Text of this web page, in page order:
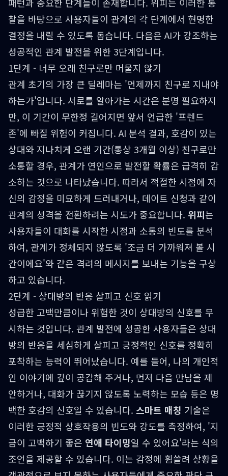
찰을 바탕으로 사용자들이 관계의 각 단계에서 현명한
결정을 내릴 수 있도록 돕습니다. 다음은 AI가 강조하는
성공적인 관계 발전을 위한 3단계입니다.
1단계 - 너무 오래 친구로만 머물지 않기
관계 초기의 가장 큰 딜레마는 '언제까지 친구로 지내야
하는가'입니다. 서로를 알아가는 시간은 분명 필요하지
만, 이 기간이 무한정 길어지면 앞서 언급한 '프렌드
존'에 빠질 위험이 커집니다. AI 분석 결과, 호감이 있는
상대와 지나치게 오랜 기간(통상 3개월 이상) 친구로만
소통할 경우, 관계가 연인으로 발전할 확률은 급격히 감
소하는 것으로 나타났습니다. 따라서 적절한 시점에 자
신의 감정을 미묘하게 드러내거나, 데이트 신청과 같이
관계의 성격을 전환하려는 시도가 중요합니다. 위피는
사용자들이 대화를 시작한 시점과 소통의 빈도를 분석
하여, 관계가 정체되지 않도록 '조금 더 가까워져 볼 시
간이에요'와 같은 격려의 메시지를 보내는 기능을 구상
하고 있습니다.
2단계 - 상대방의 반응 살피고 신호 읽기
성급한 고백만큼이나 위험한 것이 상대방의 신호를 무
시하는 것입니다. 관계 발전에 성공한 사용자들은 상대
방의 반응을 세심하게 살피고 긍정적인 신호를 정확히
포착하는 능력이 뛰어났습니다. 예를 들어, 나의 개인적
인 이야기에 깊이 공감해 주거나, 먼저 다음 만남을 제
안하거나, 대화가 끊기지 않도록 노력하는 모습 등은 명
백한 호감의 신호일 수 있습니다. 스마트 매칭 기술은
이러한 긍정적 상호작용의 빈도와 강도를 측정하여, '지
금이 고백하기 좋은 연애 타이밍일 수 있어요'라는 식의
조언을 제공할 수 있습니다. 이는 감정에 휩쓸려 상황을